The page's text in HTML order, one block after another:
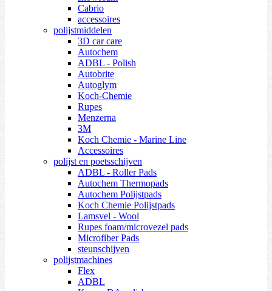
Cabrio
accessoires
polijstmiddelen
3D car care
Autochem
ADBL - Polish
Autobrite
Autoglym
Koch-Chemie
Rupes
Menzerna
3M
Koch Chemie - Marine Line
Accessoires
polijst en poetsschijven
ADBL - Roller Pads
Autochem Thermopads
Autochem Polijstpads
Koch Chemie Polijstpads
Lamsvel - Wool
Rupes foam/microvezel pads
Microfiber Pads
steunschijven
polijstmachines
Flex
ADBL